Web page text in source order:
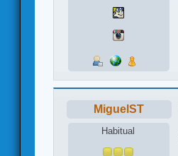
MiguelST
Habitual